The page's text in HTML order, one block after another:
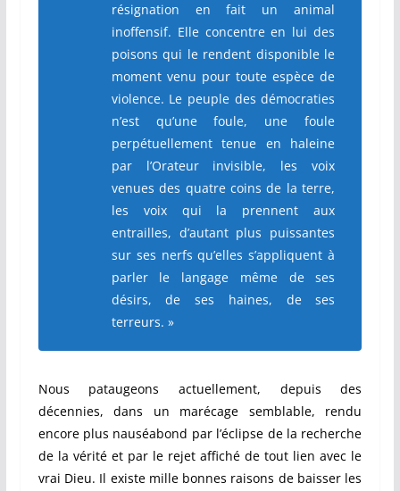
résignation en fait un animal
inoffensif. Elle concentre en lui des
poisons qui le rendent disponible le
moment venu pour toute espèce de
violence. Le peuple des démocraties
n’est qu’une foule, une foule
perpétuellement tenue en haleine
par l’Orateur invisible, les voix
venues des quatre coins de la terre,
les voix qui la prennent aux
entrailles, d’autant plus puissantes
sur ses nerfs qu’elles s’appliquent à
parler le langage même de ses
désirs, de ses haines, de ses
terreurs. »
Nous pataugeons actuellement, depuis des
décennies, dans un marécage semblable, rendu
encore plus nauséabond par l’éclipse de la recherche
de la vérité et par le rejet affiché de tout lien avec le
vrai Dieu. Il existe mille bonnes raisons de baisser les